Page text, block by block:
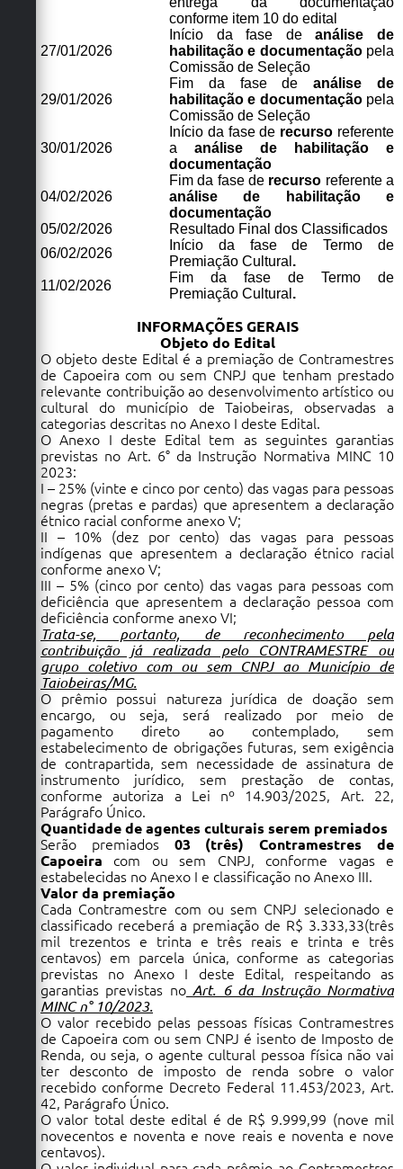
conforme item 10 do edital
27/01/2026
Início da fase deanálise de
habilitação e documentação pela
Comissão de Seleção
29/01/2026
Fim da fase deanálise de
habilitação e documentação pela
Comissão de Seleção
30/01/2026
Início da fase de recurso referente
a análise de habilitação e
documentação
04/02/2026
Fim da fase de recurso referente a
análise de habilitação e
documentação
05/02/2026
Resultado Final dos Classificados
06/02/2026
Início da fase de Termo de
Premiação Cultural .
11/02/2026
Fim da fase de Termo de
Premiação Cultural .
INFORMAÇÕES GERAIS
Objeto do Edital
O objeto deste Edital é a premiação de Contramestres
de Capoeira com ou sem CNPJ que tenham prestado
relevante contribuição ao desenvolvimento artístico ou
cultural do município de Taiobeiras, observadas a
categorias descritas no Anexo I deste Edital.
O Anexo I deste Edital tem as seguintes garantias
previstas no Art. 6° da Instrução Normativa MINC 10
2023:
I – 25% (vinte e cinco por cento) das vagas para pessoas
negras (pretas e pardas) que apresentem a declaração
étnico racial conforme anexo V;
II – 10% (dez por cento) das vagas para pessoas
indígenas que apresentem a declaração étnico racial
conforme anexo V;
III – 5% (cinco por cento) das vagas para pessoas com
deficiência que apresentem a declaração pessoa com
deficiência conforme anexo VI;
Trata-se, portanto, de reconhecimento pela
contribuição já realizada pelo CONTRAMESTRE ou
grupo coletivo com ou sem CNPJ ao Município de
Taiobeiras/MG.
O prêmio possui natureza jurídica de doação sem
encargo, ou seja, será realizado por meio de
pagamento direto ao contemplado, sem
estabelecimento de obrigações futuras, sem exigência
de contrapartida, sem necessidade de assinatura de
instrumento jurídico, sem prestação de contas,
conforme autoriza a Lei nº 14.903/2025, Art. 22,
Parágrafo Único.
Quantidade de agentes culturais serem premiados
Serão premiados 03 (três) Contramestres de
Capoeira com ou sem CNPJ, conforme vagas e
estabelecidas no Anexo I e classificação no Anexo III.
Valor da premiação
Cada Contramestre com ou sem CNPJ selecionado e
classificado receberá a premiação de R$ 3.333,33(três
mil trezentos e trinta e três reais e trinta e três
centavos) em parcela única, conforme as categorias
previstas no Anexo I deste Edital, respeitando as
garantias previstas noArt. 6 da Instrução Normativa
MINC n° 10/2023.
O valor recebido pelas pessoas físicas Contramestres
de Capoeira com ou sem CNPJ é isento de Imposto de
Renda, ou seja, o agente cultural pessoa física não vai
ter desconto de imposto de renda sobre o valor
recebido conforme Decreto Federal 11.453/2023, Art.
42, Parágrafo Único.
O valor total deste edital é de R$ 9.999,99 (nove mil
novecentos e noventa e nove reais e noventa e nove
centavos).